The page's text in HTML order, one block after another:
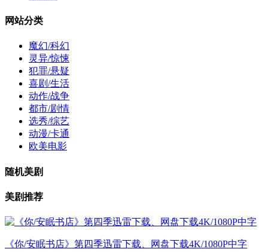
网站分类
魔幻/科幻
灵异/惊悚
犯罪/悬疑
喜剧/生活
动作/战争
都市/剧情
选秀/综艺
动漫/卡通
欧美电影
随机美剧
美剧推荐
《你/安眠书店》第四季迅雷下载、网盘下载4K/1080P中字